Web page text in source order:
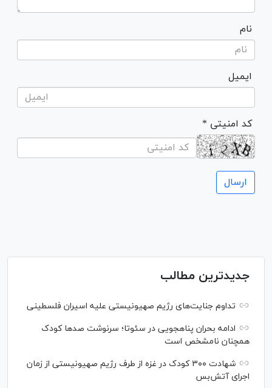
نام
ایمیل
* کد امنیتی
جدیدترین مطالب
تداوم جنایت‌های رژیم صهیونیستی علیه اسیران فلسطینی
ادامه بحران پناهجویی در سئوتا؛ سرنوشت صدها کودک
همچنان نامشخص است
شهادت ۳۰۰ کودک در غزه از طرف رژیم صهیونیستی از زمان
اجرای آتش‌بس